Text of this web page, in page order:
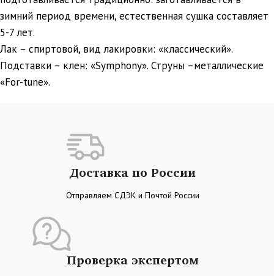
зимний период времени, естественная сушка составляет
5-7 лет.
Лак – спиртовой, вид лакировки: «классический».
Подставки – клен: «Symphony». Струны –металлические
«For-tune».
Доставка по России
Отправляем СДЭК и Почтой России
Проверка экспертом